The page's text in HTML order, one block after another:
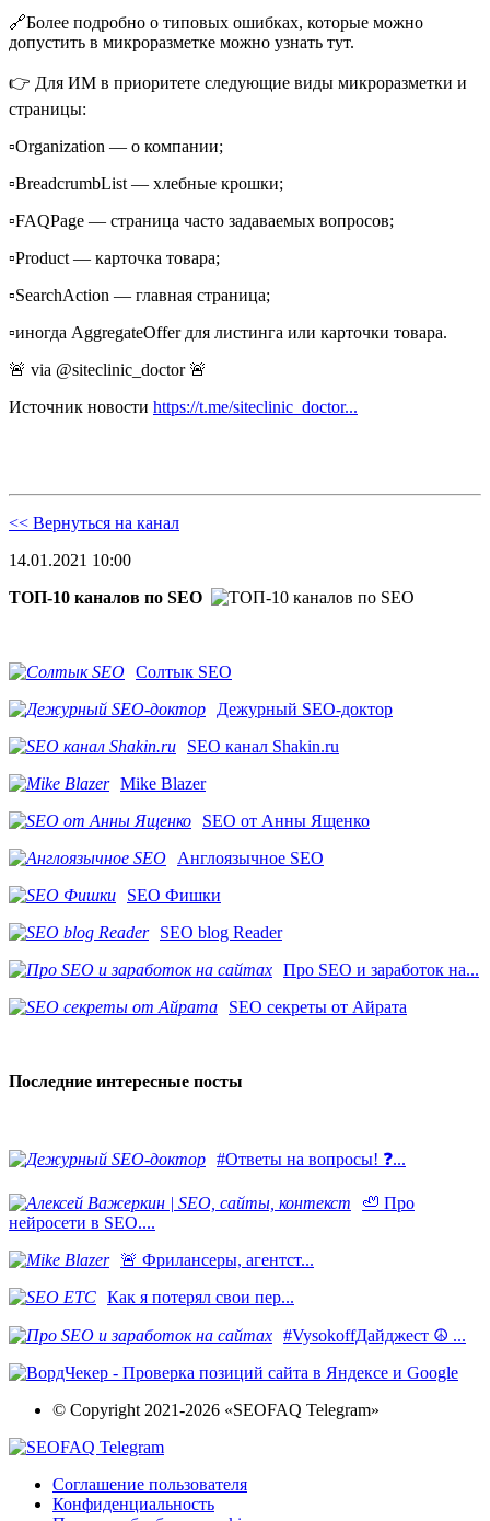
🔗Более подробно о типовых ошибках, которые можно
допустить в микроразметке можно узнать тут.
👉 Для ИМ в приоритете следующие виды микроразметки и
страницы:
▫️Organization — о компании;
▫️BreadcrumbList — хлебные крошки;
▫️FAQPage — страница часто задаваемых вопросов;
▫️Product — карточка товара;
▫️SearchAction — главная страница;
▫️иногда AggregateOffer для листинга или карточки товара.
🚨 via @siteclinic_doctor 🚨
Источник новости https://t.me/siteclinic_doctor...
<< Вернуться на канал
14.01.2021 10:00
ТОП-10 каналов по SEO
Солтык SEO
Дежурный SEO-доктор
SEO канал Shakin.ru
Mike Blazer
SEO от Анны Ященко
Англоязычное SEO
SEO Фишки
SEO blog Reader
Про SEO и заработок на...
SEO секреты от Айрата
Последние интересные посты
#Ответы на вопросы! ❓...
🦥 Про
нейросети в SEO....
​🚨 Фрилансеры, агентст...
Как я потерял свои пер...
#VysokoffДайджест ☮️ ...
© Copyright 2021-2026 «SEOFAQ Telegram»
Соглашение пользователя
Конфиденциальность